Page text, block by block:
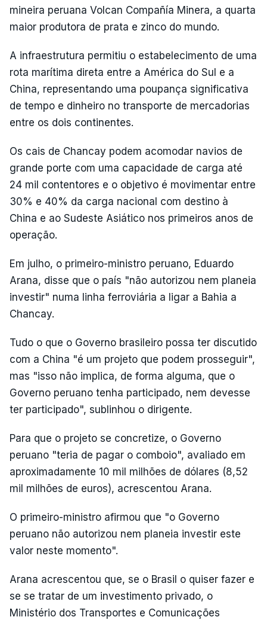
mineira peruana Volcan Compañía Minera, a quarta
maior produtora de prata e zinco do mundo.
A infraestrutura permitiu o estabelecimento de uma
rota marítima direta entre a América do Sul e a
China, representando uma poupança significativa
de tempo e dinheiro no transporte de mercadorias
entre os dois continentes.
Os cais de Chancay podem acomodar navios de
grande porte com uma capacidade de carga até
24 mil contentores e o objetivo é movimentar entre
30% e 40% da carga nacional com destino à
China e ao Sudeste Asiático nos primeiros anos de
operação.
Em julho, o primeiro-ministro peruano, Eduardo
Arana, disse que o país "não autorizou nem planeia
investir" numa linha ferroviária a ligar a Bahia a
Chancay.
Tudo o que o Governo brasileiro possa ter discutido
com a China "é um projeto que podem prosseguir",
mas "isso não implica, de forma alguma, que o
Governo peruano tenha participado, nem devesse
ter participado", sublinhou o dirigente.
Para que o projeto se concretize, o Governo
peruano "teria de pagar o comboio", avaliado em
aproximadamente 10 mil milhões de dólares (8,52
mil milhões de euros), acrescentou Arana.
O primeiro-ministro afirmou que "o Governo
peruano não autorizou nem planeia investir este
valor neste momento".
Arana acrescentou que, se o Brasil o quiser fazer e
se se tratar de um investimento privado, o
Ministério dos Transportes e Comunicações